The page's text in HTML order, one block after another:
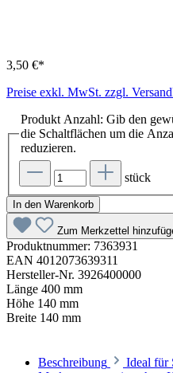
3,50 €*
Preise exkl. MwSt. zzgl.
Produkt Anzahl: Gib den
die Schaltflächen um die
reduzieren.
stück
In den Warenkorb
Zum Merkzettel
Produktnummer: 7363931
EAN 4012073639311
Hersteller-Nr. 3926400000
Länge 400 mm
Höhe 140 mm
Breite 140 mm
Beschreibung
Ideal für